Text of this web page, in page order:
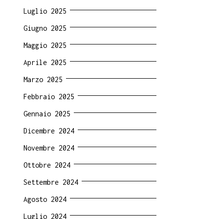
Luglio 2025
Giugno 2025
Maggio 2025
Aprile 2025
Marzo 2025
Febbraio 2025
Gennaio 2025
Dicembre 2024
Novembre 2024
Ottobre 2024
Settembre 2024
Agosto 2024
Luglio 2024